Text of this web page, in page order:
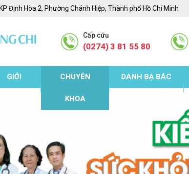
Định Hòa 2, Phường Chánh Hiệp, Thành phố Hồ Chí Minh
Cấp cứu
(0274) 3 81 55 80
GIỚI CHUYÊN
KHOA
DANH BẠ BÁC